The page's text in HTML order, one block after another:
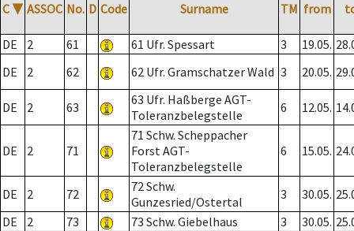
C ▼ ASSOC No. D Code Surname TM from
DE 2 61 61 Ufr. Spessart 3 19.05.
DE
2 62 62 Ufr. Gramschatzer Wald 3 20.05.
DE 2 63
63 Ufr. Haßberge AGT-
Toleranzbelegstelle
6 12.05.
DE 2 71
71 Schw. Scheppacher
Forst AGT-
Toleranzbelegstelle
6 15.05.
DE 2 72
72 Schw.
Gunzesried/Ostertal
3 30.05.
DE
2 73 73 Schw. Giebelhaus 3 30.05.